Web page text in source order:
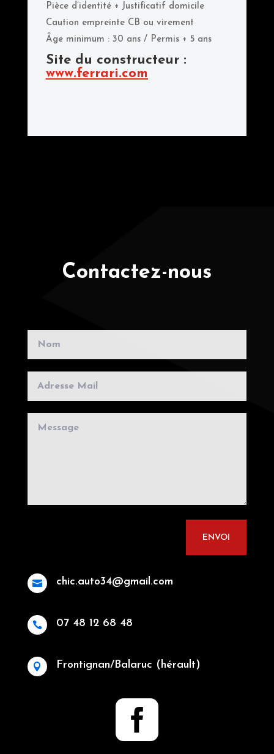
Pièce d’identité + Justificatif domicile
Caution empreinte CB ou virement
Âge minimum : 30 ans / Permis + 5 ans
Site du constructeur :
www.ferrari.com
Contactez-nous
ENVOI
 chic.auto34@gmail.com
 07 48 12 68 48
 Frontignan/Balaruc (hérault)
